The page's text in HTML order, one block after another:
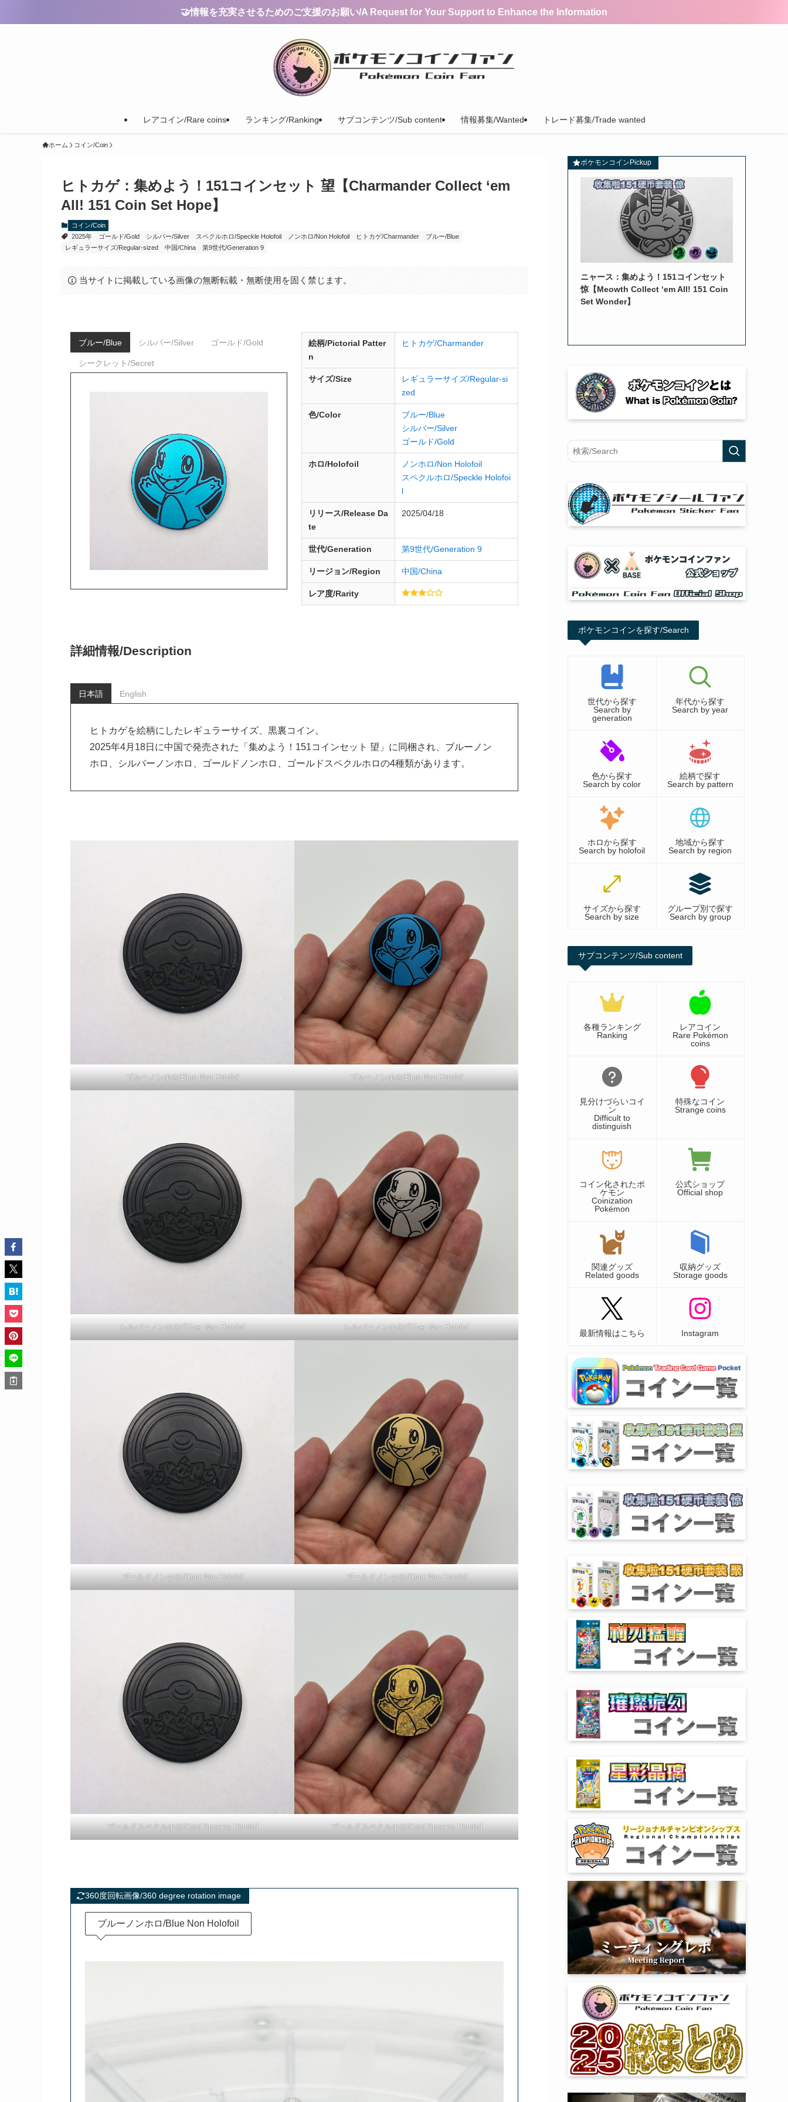
🤝情報を充実させるためのご支援のお願い/A Request for Your Support to Enhance the Information
レアコイン/Rare coins ランキング/Ranking サブコンテンツ/Sub content 情報募集/Wanted トレード募集/Trade wanted
ホーム コイン/Coin
ヒトカゲ：集めよう！151コインセット 望【Charmander Collect ‘em
All! 151 Coin Set Hope】
コイン/Coin
2025年
ゴールド/Gold シルバー/Silver スペクルホロ/Speckle Holofoil ノンホロ/Non Holofoil ヒトカゲ/Charmander
ブルー/Blue
レギュラーサイズ/Regular-sized
中国/China 第9世代/Generation 9
当サイトに掲載している画像の無断転載・無断使用を固く禁じます。
ブルー/Blue シルバー/Silver ゴールド/Gold
シークレット/Secret
絵柄/Pictorial Patter
n
ヒトカゲ/Charmander
サイズ/Size
レギュラーサイズ/Regular-si
zed
色/Color
ブルー/Blue
シルバー/Silver
ゴールド/Gold
ホロ/Holofoil
ノンホロ/Non Holofoil
スペクルホロ/Speckle Holofoi
l
リリース/ReleaseDa
te
2025/04/18
世代/Generation 第9世代/Generation 9
リージョン/Region 中国/China
レア度/Rarity
詳細情報/Description
日本語 English
ヒトカゲを絵柄にしたレギュラーサイズ、黒裏コイン。
2025年4月18日に中国で発売された「集めよう！151コインセット 望」に同梱され、ブルーノン
ホロ、シルバーノンホロ、ゴールドノンホロ、ゴールドスペクルホロの4種類があります。
ブルーノンホロ/Blue Non Holofoil ブルーノンホロ/Blue Non Holofoil
シルバーノンホロ/Silver Non Holofoil シルバーノンホロ/Silver Non Holofoil
ゴールドノンホロ/Gold Non Holofoil ゴールドノンホロ/Gold Non Holofoil
ゴールドスペクルホロ/Gold Speckle Holofoil ゴールドスペクルホロ/Gold Speckle Holofoil
360度回転画像/360 degree rotation image
ブルーノンホロ/Blue Non Holofoil
ポケモンコインPickup
ニャース：集めよう！151コインセット
惊【Meowth Collect ‘em All! 151 Coin
Set Wonder】
ポケモンコインを探す/Search
世代から探す
Search by
generation
年代から探す
Search by year
色から探す
Search by color
絵柄で探す
Search by pattern
ホロから探す
Search by holofoil
地域から探す
Search by region
サイズから探す
Search by size
グループ別で探す
Search by group
サブコンテンツ/Sub content
各種ランキング
Ranking
レアコイン
Rare Pokémon
coins
見分けづらいコイ
ン
Difficult to
distinguish
特殊なコイン
Strange coins
コイン化されたポ
ケモン
Coinization
Pokémon
公式ショップ
Official shop
関連グッズ
Related goods
収納グッズ
Storage goods
最新情報はこちら Instagram